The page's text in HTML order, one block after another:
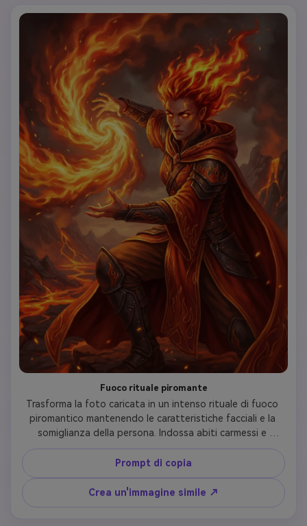
sognante, estetica magica curativa, espressione
compassionevole e serena, alto dettaglio.
Fuoco rituale piromante
Trasforma la foto caricata in un intenso rituale di fuoco
piromantico mantenendo le caratteristiche facciali e la
somiglianza della persona. Indossa abiti carmessi e
arancioni con motivi di fiamma, accenti di armatura in pelle
resistente al fuoco, i capelli sembrano essere fatti di
fiamme tremolanti, gli occhi brillanti come braci. Evocare
un vortice di fuoco con entrambe le mani. Il viso mostra
intensa concentrazione. Lo sfondo caratteristiche
Prompt di copia
Crea un'immagine simile ↗